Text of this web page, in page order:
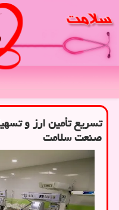
تسریع تأمین ارز و
صنعت سلامت